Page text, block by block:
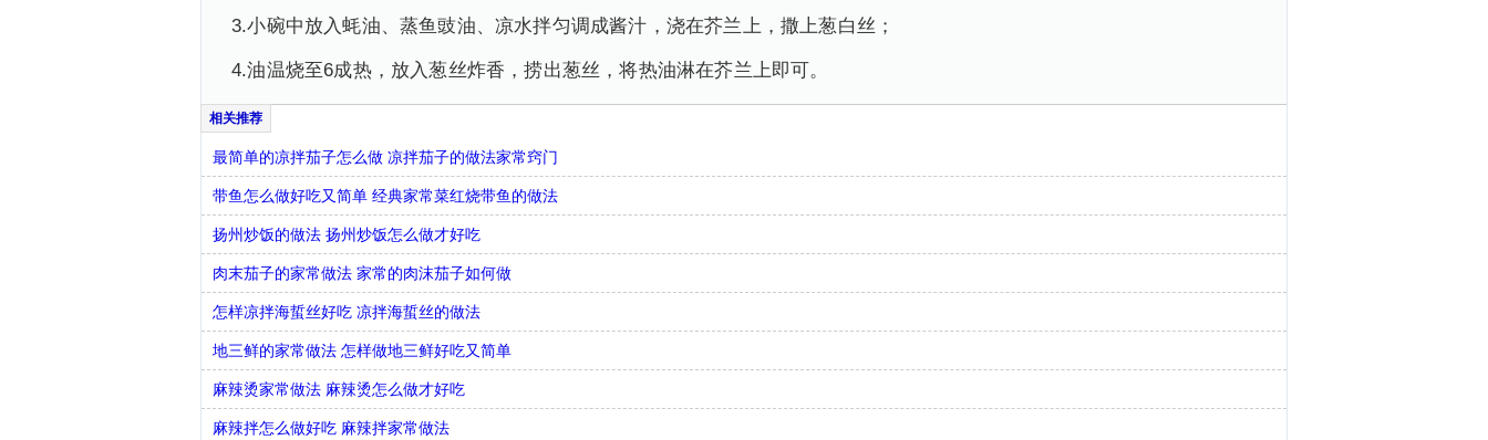
3.小碗中放入蚝油、蒸鱼豉油、凉水拌匀调成酱汁，浇在芥兰上，撒上葱白丝；
4.油温烧至6成热，放入葱丝炸香，捞出葱丝，将热油淋在芥兰上即可。
最简单的凉拌茄子怎么做 凉拌茄子的做法家常窍门
带鱼怎么做好吃又简单 经典家常菜红烧带鱼的做法
扬州炒饭的做法 扬州炒饭怎么做才好吃
肉末茄子的家常做法 家常的肉沫茄子如何做
怎样凉拌海蜇丝好吃 凉拌海蜇丝的做法
地三鲜的家常做法 怎样做地三鲜好吃又简单
麻辣烫家常做法 麻辣烫怎么做才好吃
麻辣拌怎么做好吃 麻辣拌家常做法